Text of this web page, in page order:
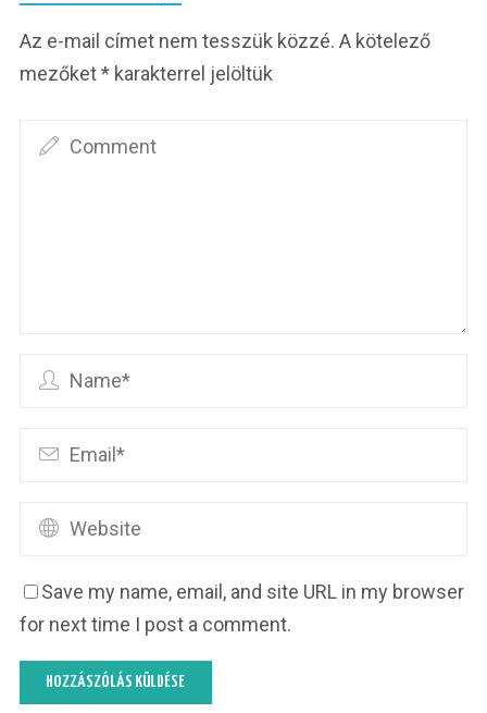
Az e-mail címet nem tesszük közzé. A kötelező
mezőket* karakterrel jelöltük
Save my name, email, and site URL in my browser
for next time I post a comment.